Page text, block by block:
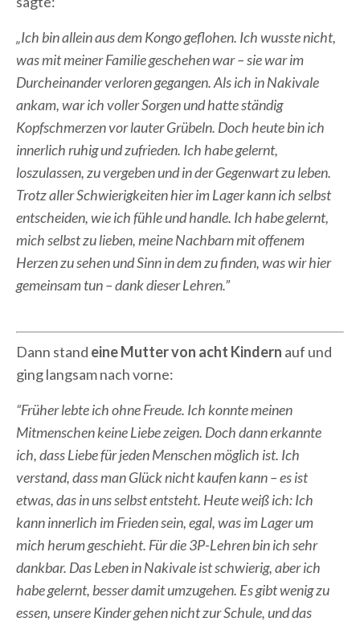
„Ich bin allein aus dem Kongo geflohen. Ich wusste nicht,
was mit meiner Familie geschehen war – sie war im
Durcheinander verloren gegangen. Als ich in Nakivale
ankam, war ich voller Sorgen und hatte ständig
Kopfschmerzen vor lauter Grübeln. Doch heute bin ich
innerlich ruhig und zufrieden. Ich habe gelernt,
loszulassen, zu vergeben und in der Gegenwart zu leben.
Trotz aller Schwierigkeiten hier im Lager kann ich selbst
entscheiden, wie ich fühle und handle. Ich habe gelernt,
mich selbst zu lieben, meine Nachbarn mit offenem
Herzen zu sehen und Sinn in dem zu finden, was wir hier
gemeinsam tun – dank dieser Lehren.”
Dann stand eine Mutter von acht Kindern auf und
ging langsam nach vorne:
“Früher lebte ich ohne Freude. Ich konnte meinen
Mitmenschen keine Liebe zeigen. Doch dann erkannte
ich, dass Liebe für jeden Menschen möglich ist. Ich
verstand, dass man Glück nicht kaufen kann – es ist
etwas, das in uns selbst entsteht. Heute weiß ich: Ich
kann innerlich im Frieden sein, egal, was im Lager um
mich herum geschieht. Für die 3P-Lehren bin ich sehr
dankbar. Das Leben in Nakivale ist schwierig, aber ich
habe gelernt, besser damit umzugehen. Es gibt wenig zu
essen, unsere Kinder gehen nicht zur Schule, und das